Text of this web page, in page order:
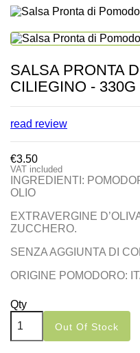
SALSA PRONTA
CILIEGINO - 330G
read review
€3.50
VAT included
INGREDIENTI:
OLIO
EXTRAVERGINE
ZUCCHERO.
SENZA AGGIUNTA DI
ORIGINE POMODORO:
Qty
Out Of Stock